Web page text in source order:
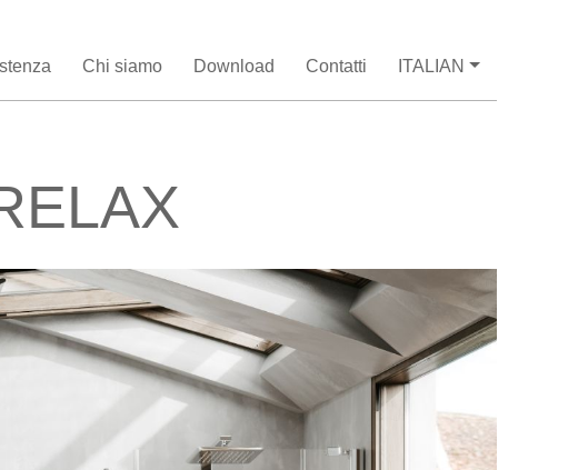
Chi siamo Download Contatti ITALIAN